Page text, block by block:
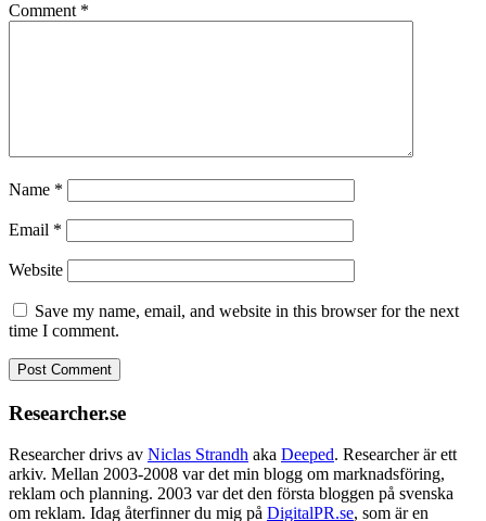
Comment *
Name *
Email *
Website
Save my name, email, and website in this browser for the next
time I comment.
Researcher.se
Researcher drivs av Niclas Strandh aka Deeped. Researcher är ett
arkiv. Mellan 2003-2008 var det min blogg om marknadsföring,
reklam och planning. 2003 var det den första bloggen på svenska
om reklam. Idag återfinner du mig på DigitalPR.se, som är en